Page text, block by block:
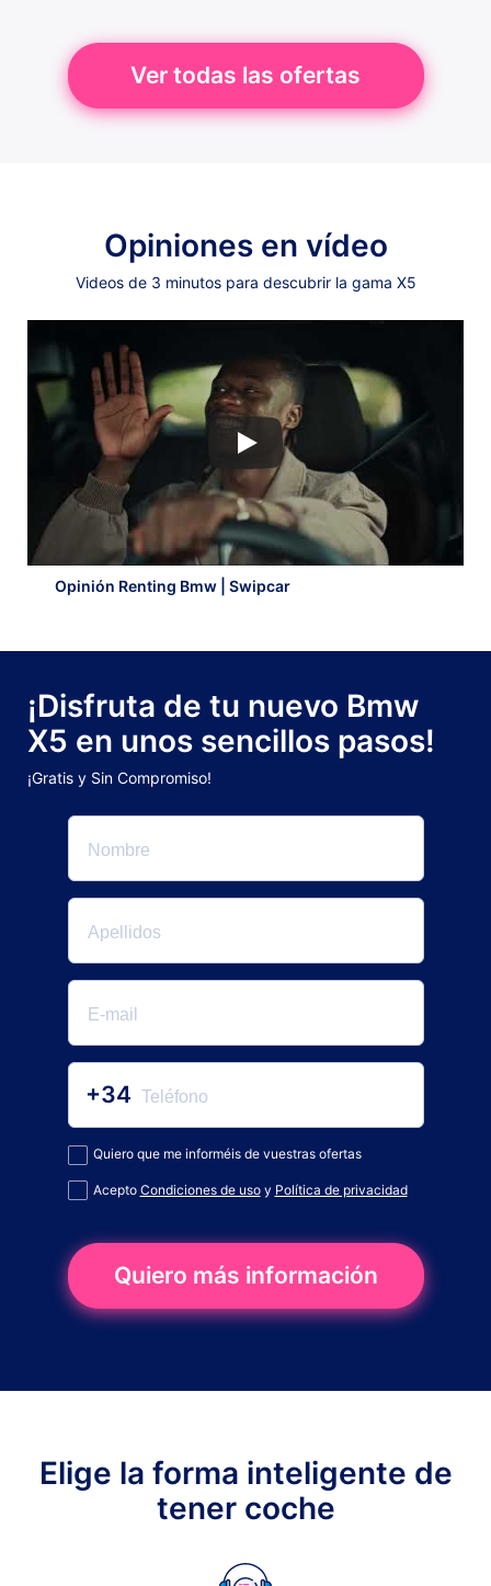
Ver todas las ofertas
Opiniones en vídeo
Videos de 3 minutos para descubrir la gama X5
Opinión Renting Bmw | Swipcar
¡Disfruta de tu nuevo Bmw
X5 en unos sencillos pasos!
¡Gratis y Sin Compromiso!
+34
Quiero que me informéis de vuestras ofertas
Acepto Condiciones de usoy Política de privacidad
Quiero más información
Elige la forma inteligente de
tener coche